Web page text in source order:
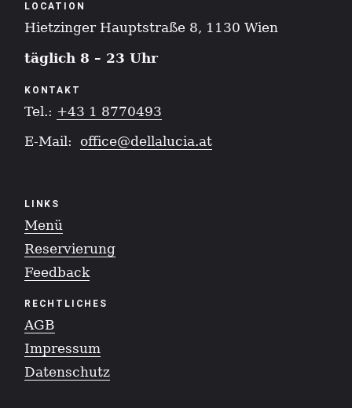
LOCATION
Hietzinger Hauptstraße 8, 1130 Wien
täglich 8 – 23 Uhr
KONTAKT
Tel.: +43 1 8770493
E-Mail: office@dellalucia.at
LINKS
Menü
Reservierung
Feedback
RECHTLICHES
AGB
Impressum
Datenschutz